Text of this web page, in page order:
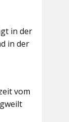
in der
in der
vom